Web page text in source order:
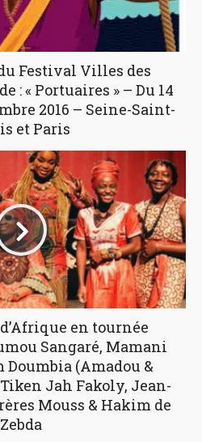
Festival Villes des
: « Portuaires » – Du 14
2016 – Seine-Saint-
et Paris
en tournée
Sangaré, Mamani
(Amadou &
Jah Fakoly, Jean-
Mouss & Hakim de
Zebda